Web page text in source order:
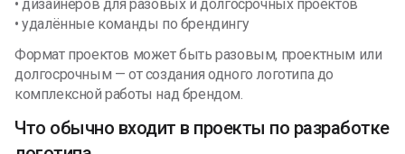
• дизайнеров для разовых и долгосрочных проектов
• удалённые команды по брендингу
Формат проектов может быть разовым, проектным или
долгосрочным — от создания одного логотипа до
комплексной работы над брендом.
Что обычно входит в проекты по разработке